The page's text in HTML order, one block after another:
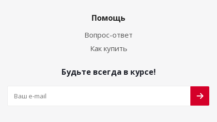
Помощь
Вопрос-ответ
Как купить
Будьте всегда в курсе!